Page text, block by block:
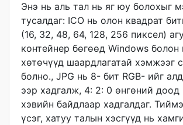
Энэ нь аль тал нь яг юу болохыг
тусалдаг: ICO нь олон квадрат
(16, 32, 48, 64, 128, 256 пиксел)
контейнер бөгөөд Windows болон
хөтөчүүд шаардлагатай хэмжээг
болно., JPG нь 8- бит RGB- ийг
ээр хадгалж, 4: 2: 0 өнгөний
хэвийн байдлаар хадгалдаг.
үсэг, хатуу талын хэсгүүд нь